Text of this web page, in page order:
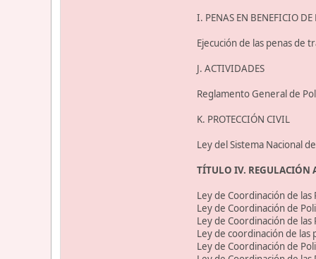
I. PENAS EN BENEFICIO
Ejecución de las penas de
J. ACTIVIDADES
Reglamento General de
K. PROTECCIÓN CIVIL
Ley del Sistema Nacional
TÍTULO IV. REGULACIÓN
Ley de Coordinación de las
Ley de Coordinación de
Ley de Coordinación de
Ley de coordinación de las
Ley de Coordinación de